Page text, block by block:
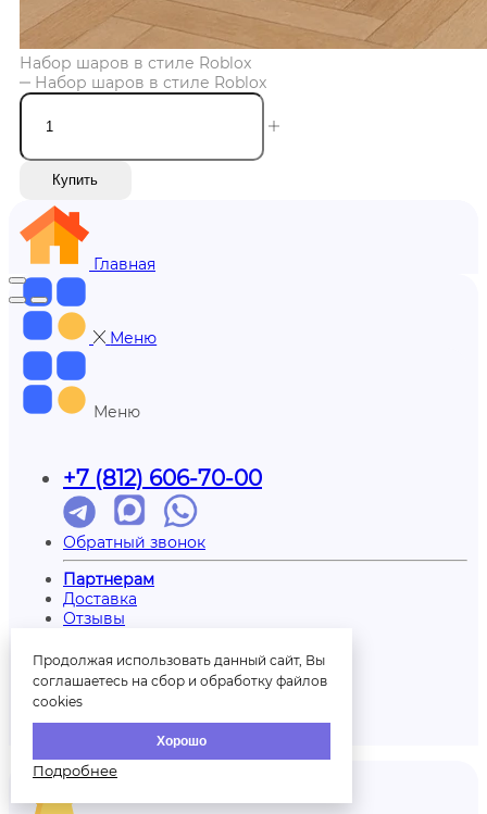
Набор шаров в стиле Roblox
Набор шаров в стиле Roblox
Купить
Главная
Меню
Меню
+7 (812) 606-70-00
Обратный звонок
Партнерам
Доставка
Отзывы
Контакты
О нас
Вопрос/ответ
Палитра шаров
Продолжая использовать данный сайт, Вы
соглашаетесь на сбор и обработку файлов
cookies
Хорошо
Подробнее